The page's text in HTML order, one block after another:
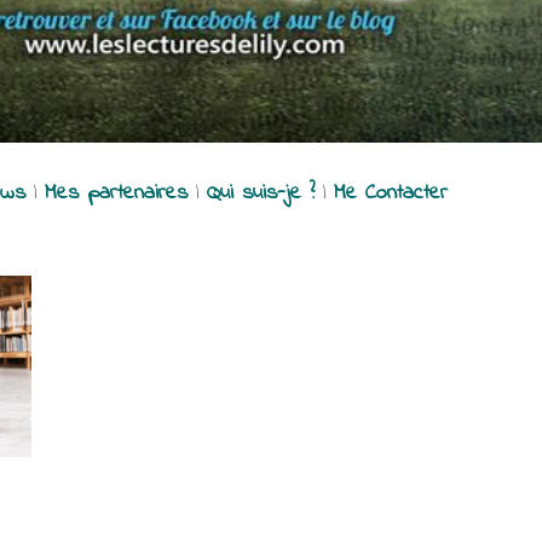
| Mes partenaires| Qui suis-je ?| Me Contacter